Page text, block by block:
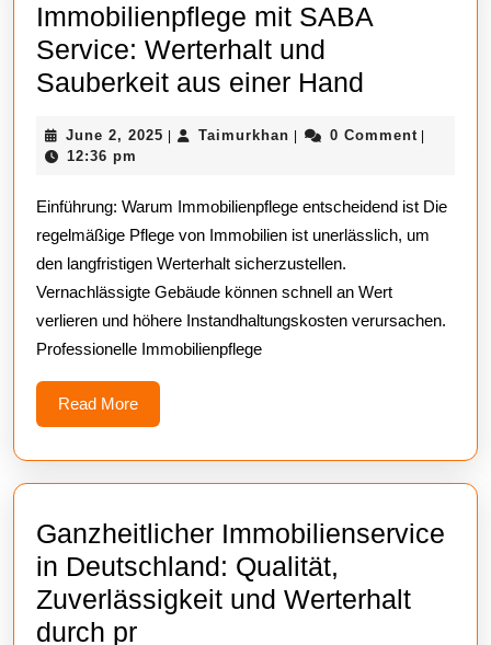
Immobilienpflege mit SABA
Service: Werterhalt und
Sauberkeit aus einer Hand
SABA
Werterhalt
und
aus
June 2, 2025 JuneTaimurkhan Taimurkhan
0 Comment
12:36 pm
Einführung: Warum Immobilienpflege entscheidend ist Die
regelmäßige Pflege von Immobilien ist unerlässlich, um
den langfristigen Werterhalt sicherzustellen.
Vernachlässigte Gebäude können schnell an Wert
verlieren und höhere Instandhaltungskosten verursachen.
Professionelle Immobilienpflege
Read MoreRead
More
Ganzheitlicher Immobilienservice
in Deutschland: Qualität,
Zuverlässigkeit und Werterhalt
durch prGanzheitlicher